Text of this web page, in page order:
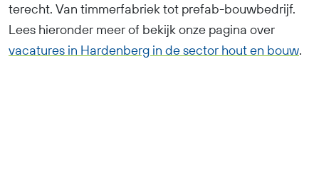
terecht. Van timmerfabriek tot prefab-bouwbedrijf.
Lees hieronder meer of bekijk onze pagina over
vacatures in Hardenberg in de sector hout en bouw.